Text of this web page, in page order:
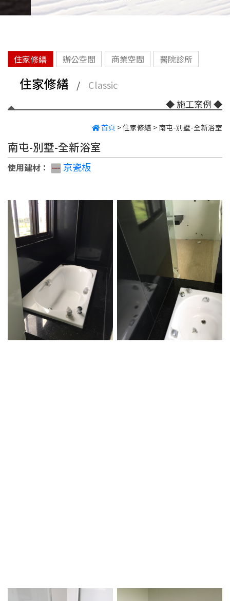
住家修繕 辦公空間 商業空間 醫院診所
住家修繕 / Classic
◆ 施工案例 ◆
首頁 >住家修繕 > 南屯-別墅-全新浴室
南屯-別墅-全新浴室
使用建材 ： 京瓷板